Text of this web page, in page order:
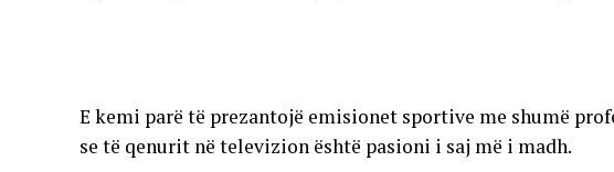
E kemi parë të prezantojë emisionet sportive me shumë
se të qenurit në televizion është pasioni i saj më i madh.